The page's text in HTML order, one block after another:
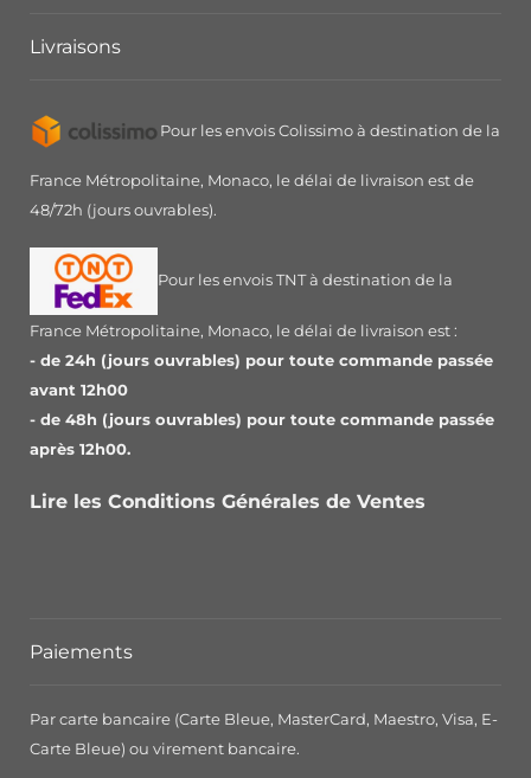
Livraisons
Pour les envois Colissimo à destination de la
France Métropolitaine, Monaco, le délai de livraison est de
48/72h (jours ouvrables).
Pour les envois TNT à destination de la
France Métropolitaine, Monaco, le délai de livraison est :
- de 24h (jours ouvrables) pour toute commande passée
avant 12h00
- de 48h (jours ouvrables) pour toute commande passée
après 12h00.
Lire les Conditions Générales de Ventes
Paiements
Par carte bancaire (Carte Bleue, MasterCard, Maestro, Visa, E-
Carte Bleue) ou virement bancaire.